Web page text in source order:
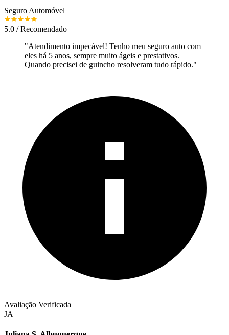
Seguro Automóvel
5.0 / Recomendado
"Atendimento impecável! Tenho meu seguro auto com
eles há 5 anos, sempre muito ágeis e prestativos.
Quando precisei de guincho resolveram tudo rápido."
Avaliação Verificada
JA